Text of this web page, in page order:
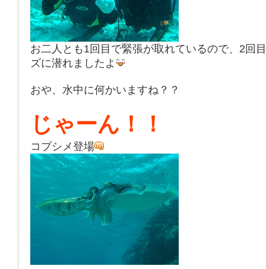
お二人とも1回目で緊張が取れているので、2回
ズに潜れましたよ
おや、水中に何かいますね？？
じゃーん！！
コブシメ登場